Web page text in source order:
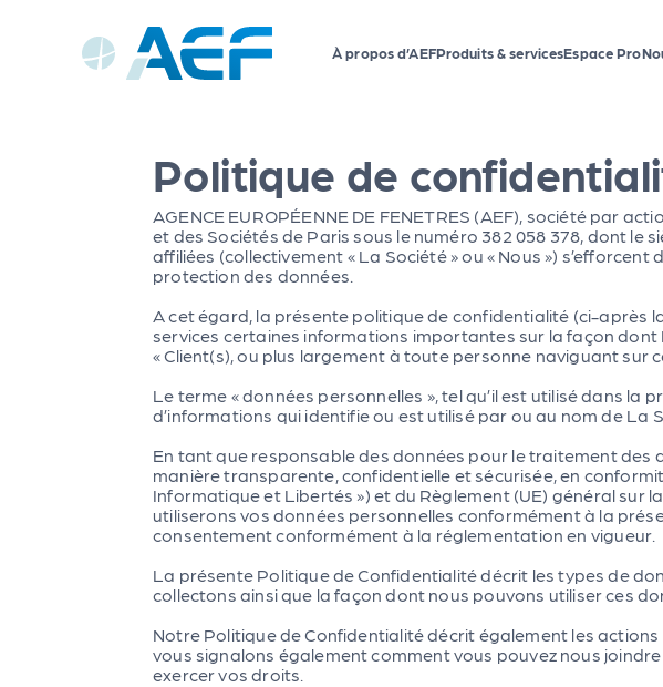
À propos d’AEFProduits & servicesEspace Pro
Politique de
AGENCE EUROPÉENNE DE FENETRES (AEF), société par
et des Sociétés de Paris sous le numéro 382 058 378, dont le
affiliées (collectivement « La Société » ou « Nous »)
protection des données.
A cet égard, la présente politique de confidentialité (ci-après
services certaines informations importantes sur la façon
« Client(s), ou plus largement à toute personne naviguant sur
Le terme « données personnelles », tel qu’il est utilisé dans
d’informations qui identifie ou est utilisé par ou au nom de La
En tant que responsable des données pour le traitement des
manière transparente, confidentielle et sécurisée, en
Informatique et Libertés ») et du Règlement (UE) général sur
utiliserons vos données personnelles conformément à la
consentement conformément à la réglementation en vigueur.
La présente Politique de Confidentialité décrit les types de
collectons ainsi que la façon dont nous pouvons utiliser ces
Notre Politique de Confidentialité décrit également les
vous signalons également comment vous pouvez nous
exercer vos droits.